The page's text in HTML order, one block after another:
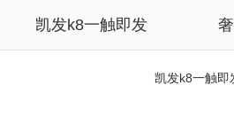
凯发k8一触即发
凯发k8一触即